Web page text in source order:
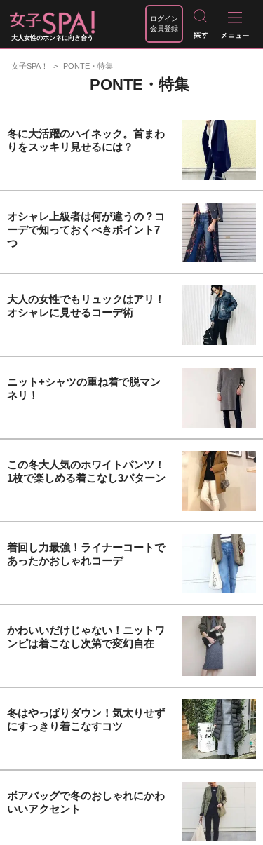
大人女性のホンネに向き合う
ログイン
会員登録
女子SPA！ PONTE・特集
PONTE・特集
冬に大活躍のハイネック。首まわ
りをスッキリ見せるには？
オシャレ上級者は何が違うの？コ
ーデで知っておくべきポイント7
つ
大人の女性でもリュックはアリ！
オシャレに見せるコーデ術
ニット+シャツの重ね着で脱マン
ネリ！
この冬大人気のホワイトパンツ！
1枚で楽しめる着こなし3パターン
着回し力最強！ライナーコートで
あったかおしゃれコーデ
かわいいだけじゃない！ニットワ
ンピは着こなし次第で変幻自在
冬はやっぱりダウン！気太りせず
にすっきり着こなすコツ
ボアバッグで冬のおしゃれにかわ
いいアクセント